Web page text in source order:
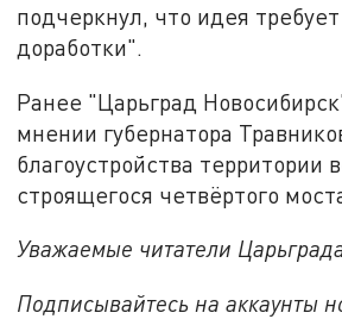
подчеркнул, что идея
доработки".
Ранее "Царьград
мнении губернатора
благоустройства территории
строящегося четвёртого
Уважаемые читатели
Подписывайтесь на аккаунты